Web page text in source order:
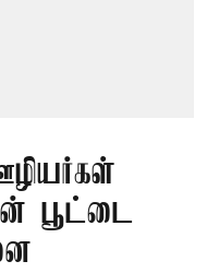
பூட்டை